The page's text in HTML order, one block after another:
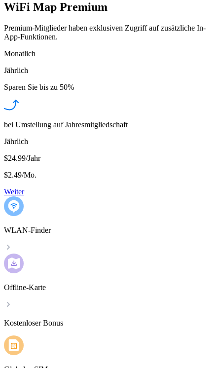
WiFi Map Premium
Premium-Mitglieder haben exklusiven Zugriff auf zusätzliche In-
App-Funktionen.
Monatlich
Jährlich
Sparen Sie bis zu 50%
bei Umstellung auf Jahresmitgliedschaft
Jährlich
$24.99/Jahr
$2.49/Mo.
Weiter
WLAN-Finder
Offline-Karte
Kostenloser Bonus